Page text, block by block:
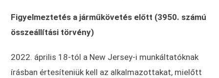
Figyelmeztetés a járműkövetés előtt (3950. számú
összeállítási törvény)
2022. április 18-tól a New Jersey-i munkáltatóknak
írásban értesíteniük kell az alkalmazottakat, mielőtt